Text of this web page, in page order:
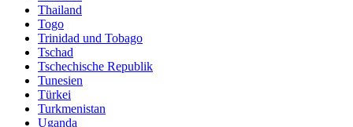
Thailand
Togo
Trinidad und Tobago
Tschad
Tschechische Republik
Tunesien
Türkei
Turkmenistan
Uganda